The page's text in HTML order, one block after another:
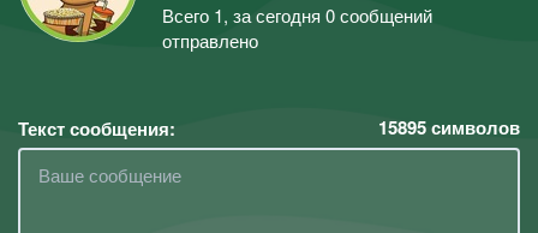
Всего 1, за сегодня 0 сообщений
отправлено
Текст сообщения: 15895символов